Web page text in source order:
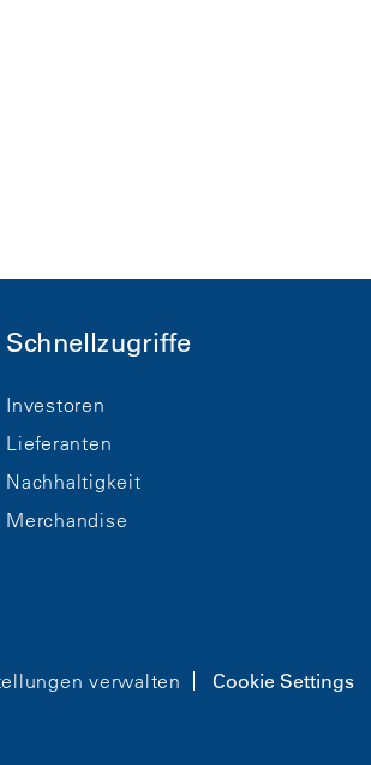
Schnellzugriffe
Investoren
Lieferanten
Nachhaltigkeit
Merchandise
verwalten Cookie Settings